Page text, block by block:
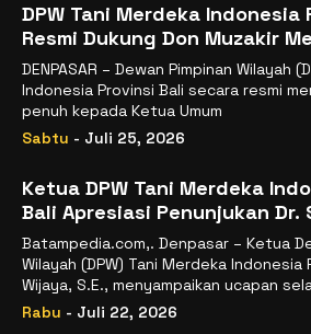
DPW Tani Merdeka Indonesia
Resmi Dukung Don Muzakir
Wakil Menteri Pertanian RI
DENPASAR – Dewan Pimpinan Wilayah
Indonesia Provinsi Bali secara resmi
penuh kepada Ketua Umum
Sabtu - Juli 25, 2026
Ketua DPW Tani Merdeka
Bali Apresiasi Penunjukan Dr.
sebagai Kepala Badan Gizi
Batampedia.com,. Denpasar – Ketua
Wilayah (DPW) Tani Merdeka Indonesia
Wijaya, S.E., menyampaikan ucapan
Rabu - Juli 22, 2026